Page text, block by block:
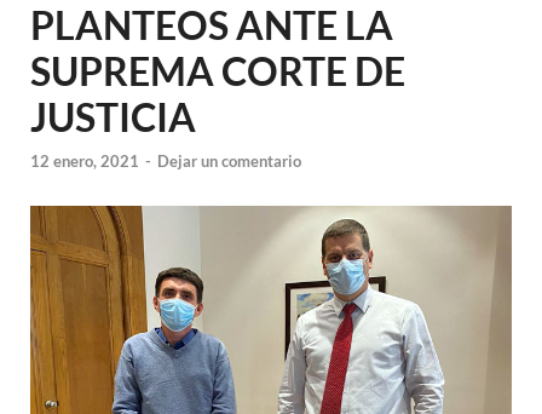
PLANTEOS ANTE LA
SUPREMA CORTE DE
JUSTICIA
12 enero, 2021 - Dejar un comentario